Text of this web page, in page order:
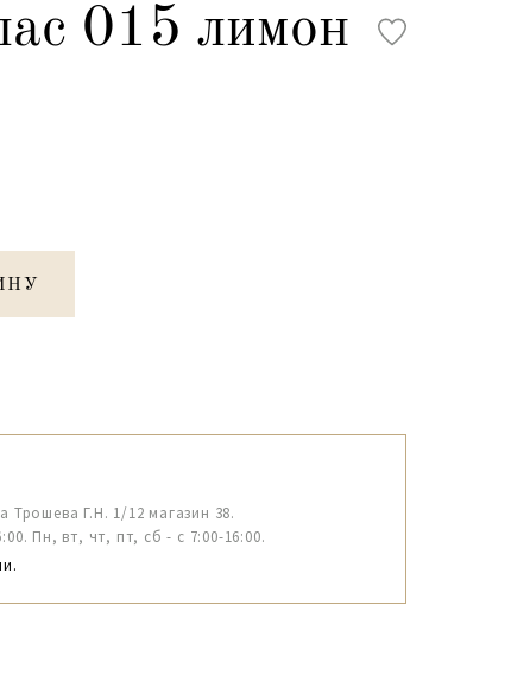
015 лимон
Трошева Г.Н. 1/12 магазин 38.
Пн, вт, чт, пт, сб - с 7:00-16:00.